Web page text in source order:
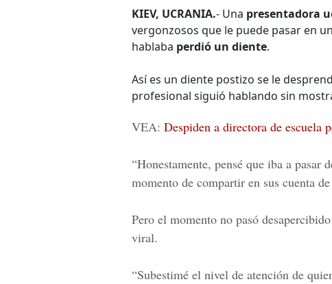
KIEV, UCRANIA.- Una presentadora
vergonzosos que le puede pasar en
hablaba perdió un diente.
Así es un diente postizo se le
profesional siguió hablando sin
VEA: Despiden a directora de
“Honestamente, pensé que iba a pasar
momento de compartir en sus cuenta de
Pero el momento no pasó
viral.
“Subestimé el nivel de atención de